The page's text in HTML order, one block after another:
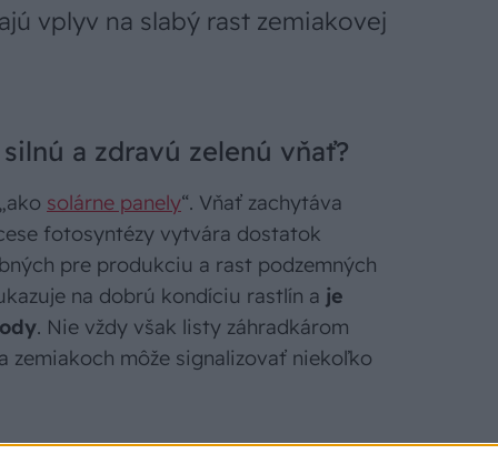
vplyv na slabý rast zemiakovej
a zdravú zelenú vňať?
solárne panely“. Vňať zachytáva
fotosyntézy vytvára dostatok
pre produkciu a rast podzemných
na dobrú kondíciu rastlín a je
. Nie vždy však listy záhradkárom
zemiakoch môže signalizovať niekoľko